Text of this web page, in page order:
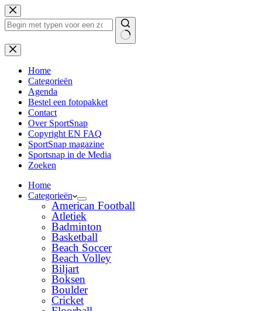
Ga
naar
de
Geen
resultaten
Home
Categorieën
Agenda
Bestel een fotopakket
Contact
Over SportSnap
Copyright EN FAQ
SportSnap magazine
Sportsnap in de Media
Zoeken
Home
Categorieën
American Football
Atletiek
Badminton
Basketball
Beach Soccer
Beach Volley
Biljart
Boksen
Boulder
Cricket